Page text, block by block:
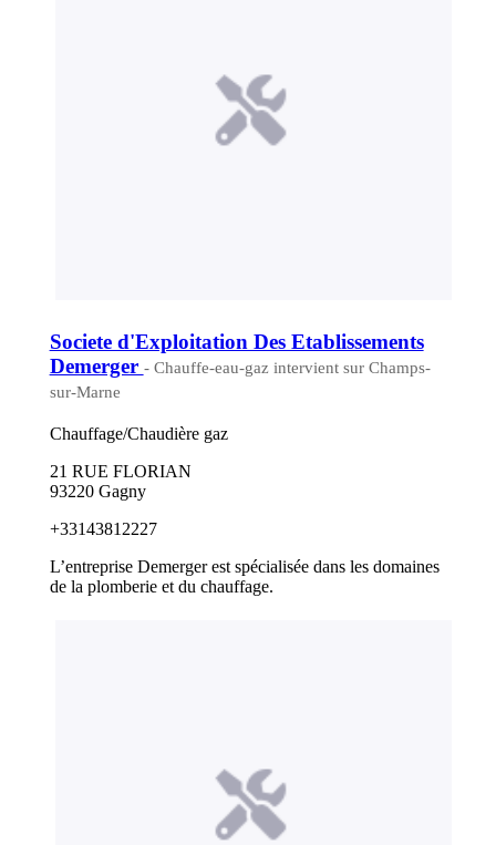
Societe d'Exploitation Des Etablissements
Demerger - Chauffe-eau-gaz intervient sur Champs-
sur-Marne
Chauffage/Chaudière gaz
21 RUE FLORIAN
93220 Gagny
+33143812227
L’entreprise Demerger est spécialisée dans les domaines
de la plomberie et du chauffage.